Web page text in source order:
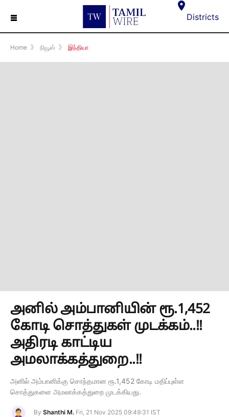
☰ Districts
Home 》 நியூஸ் 》 இந்தியா
அனில் அம்பானியின் ரூ.1,452
கோடி சொத்துகள் முடக்கம்..!!
அதிரடி காட்டிய
அமலாக்கத்துறை..!!
அனில் அம்பானிக்கு சொந்தமான ரூ.1,452 கோடி மதிப்புள்ள
சொத்துகளை அமலாக்கத்துறை முடக்கியது.
By Shanthi M. Fri, 21 Nov 2025 09:49:31 IST